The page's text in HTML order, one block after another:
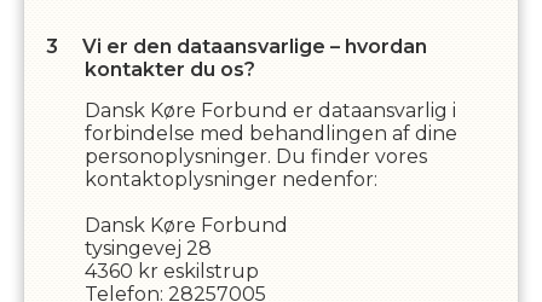
Vi er den dataansvarlige – hvordan
kontakter du os?
Dansk Køre Forbund er dataansvarlig i
forbindelse med behandlingen af dine
personoplysninger. Du finder vores
kontaktoplysninger nedenfor:
Dansk Køre Forbund
tysingevej 28
4360 kr eskilstrup
Telefon: 28257005